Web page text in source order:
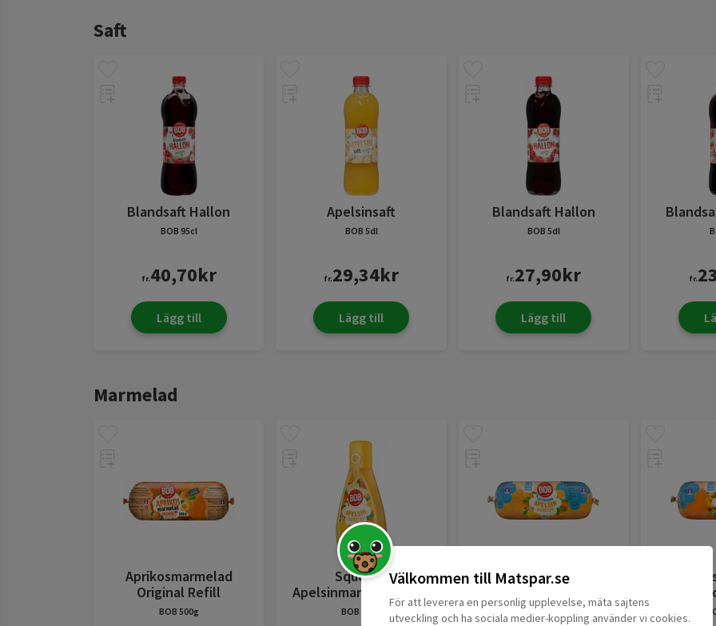
Saft
Blandsaft Hallon
BOB 95cl
fr.40,70kr
Lägg till
Apelsinsaft
BOB 5dl
fr.29,34kr
Lägg till
Blandsaft Hallon
BOB 5dl
fr.27,90kr
Lägg till
fr.
Marmelad
Aprikosmarmelad
Original Refill
BOB 500g
Squeezy
Apelsinmarmelad Stor
BOB
Apelsinmarmelad
Lättsockrad Refill
BOB 500g
Välkommen till Matspar.se
För att leverera en personlig upplevelse, mäta sajtens
utveckling och ha sociala medier-koppling använder vi cookies.